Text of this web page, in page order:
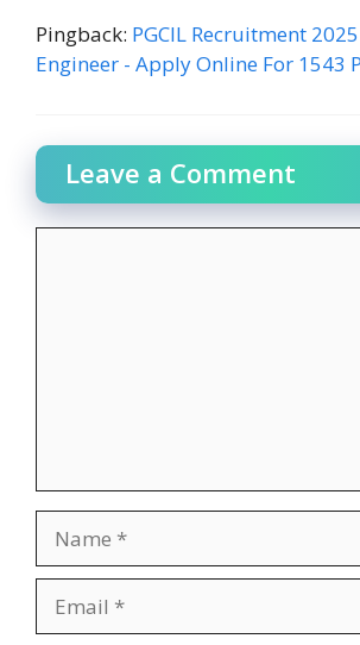
Pingback: PGCIL Recruitment
Engineer - Apply Online For 1543
Leave a Comment